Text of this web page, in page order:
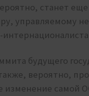
станет
управляемому
будущего
вероятно,
изменение самой